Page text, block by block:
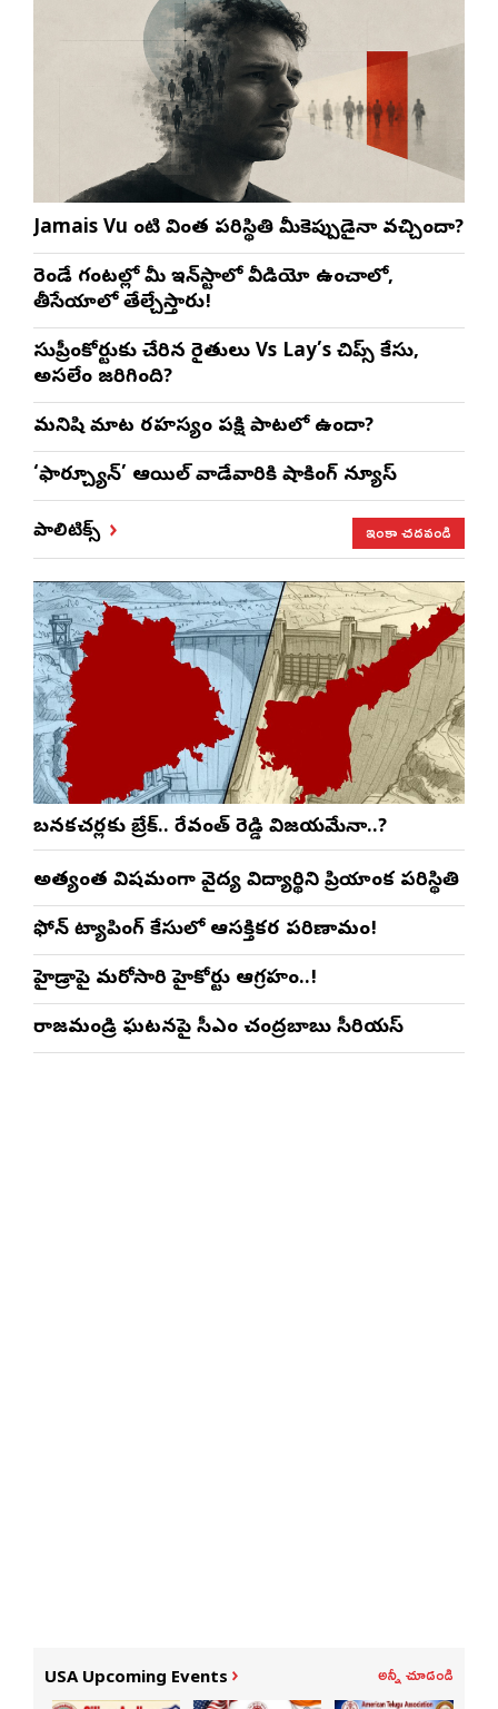
Jamais Vu లాంటి వింత పరిస్థితి మీకెప్పుడైనా వచ్చిందా?
రెండే గంటల్లో మీ ఇన్‌స్టాలో వీడియో ఉంచాలో,
తీసేయాలో తేల్చేస్తారు!
సుప్రీంకోర్టుకు చేరిన రైతులు Vs Lay’s చిప్స్‌ కేసు,
అసలేం జరిగింది?
మనిషి మాట రహస్యం పక్షి పాటలో ఉందా?
‘ఫార్చ్యూన్’ ఆయిల్ వాడేవారికి షాకింగ్ న్యూస్
పాలిటిక్స్ ఇంకా చదవండి
బనకచర్లకు బ్రేక్.. రేవంత్ రెడ్డి విజయమేనా..?
అత్యంత విషమంగా వైద్య విద్యార్థిని ప్రియాంక పరిస్థితి
ఫోన్ ట్యాపింగ్ కేసులో ఆసక్తికర పరిణామం!
హైడ్రాపై మరోసారి హైకోర్టు ఆగ్రహం..!
రాజమండ్రి ఘటనపై సీఎం చంద్రబాబు సీరియస్
USA Upcoming Events అన్నీ చూడండి